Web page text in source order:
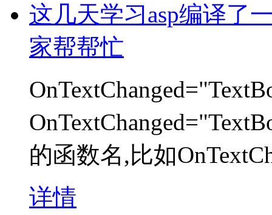
这几天学习asp编译了
家帮帮忙
的函数名,比如
详情